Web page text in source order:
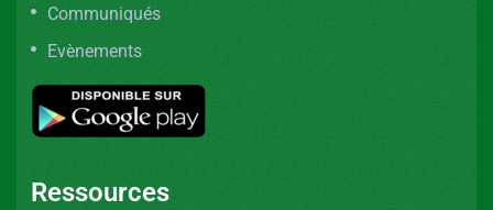
Communiqués
Evènements
Ressources